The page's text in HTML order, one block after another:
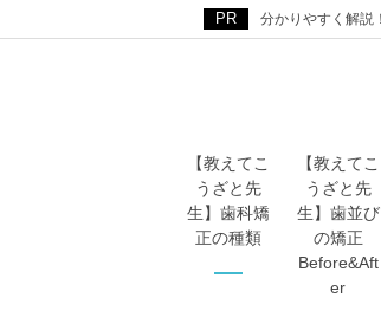
分かりやすく解説
【教えてこ
うざと先
生】歯科矯
正の種類
【教えてこ
うざと先
生】歯並び
の矯正
Before&Aft
er